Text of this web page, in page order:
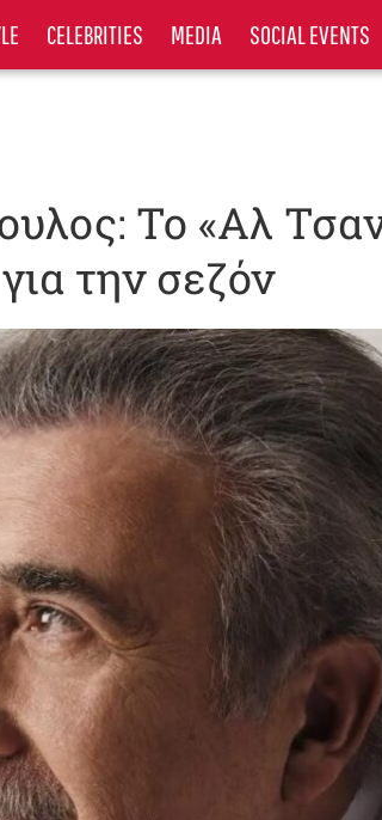
CELEBRITIES MEDIA SOCIAL EVENTS
Το «Αλ
την σεζόν